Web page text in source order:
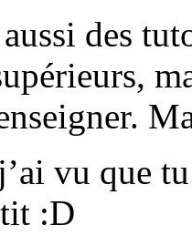
des
vu que
:D